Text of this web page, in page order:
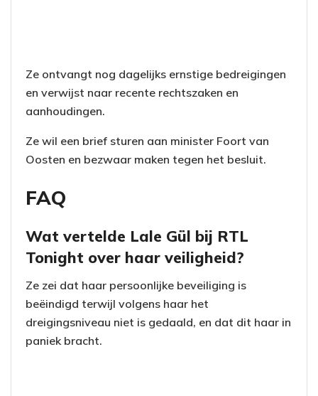
Ze ontvangt nog dagelijks ernstige bedreigingen
en verwijst naar recente rechtszaken en
aanhoudingen.
Ze wil een brief sturen aan minister Foort van
Oosten en bezwaar maken tegen het besluit.
FAQ
Wat vertelde Lale Gül bij RTL
Tonight over haar veiligheid?
Ze zei dat haar persoonlijke beveiliging is
beëindigd terwijl volgens haar het
dreigingsniveau niet is gedaald, en dat dit haar in
paniek bracht.